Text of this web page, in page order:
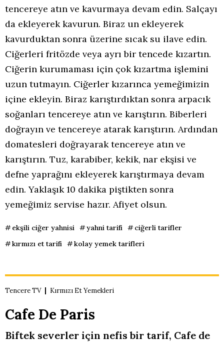
tencereye atın ve kavurmaya devam edin. Salçayı
da ekleyerek kavurun. Biraz un ekleyerek
kavurduktan sonra üzerine sıcak su ilave edin.
Ciğerleri fritözde veya ayrı bir tencede kızartın.
Ciğerin kurumaması için çok kızartma işlemini
uzun tutmayın. Ciğerler kızarınca yemeğimizin
içine ekleyin. Biraz karıştırdıktan sonra arpacık
soğanları tencereye atın ve karıştırın. Biberleri
doğrayın ve tencereye atarak karıştırın. Ardından
domatesleri doğrayarak tencereye atın ve
karıştırın. Tuz, karabiber, kekik, nar ekşisi ve
defne yaprağını ekleyerek karıştırmaya devam
edin. Yaklaşık 10 dakika piştikten sonra
yemeğimiz servise hazır. Afiyet olsun.
ekşili ciğer yahnisi yahni tarifi
ciğerli tarifler
kırmızı et tarifi
kolay yemek tarifleri
Tencere TV Kırmızı Et Yemekleri
Cafe De Paris
Biftek severler için nefis bir tarif, Cafe de